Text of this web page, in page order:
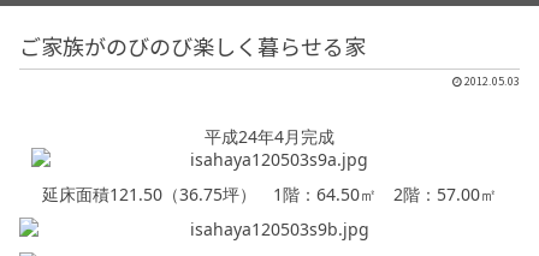
ユニバーサル ホームの特長
テクノロジー
ブログ
イベント
モデルハウス見学予約
ご家族がのびのび楽しく暮らせる家
2012.05.03
平成24年4月完成
延床面積121.50（36.75坪） 1階：64.50㎡ 2階：57.00㎡